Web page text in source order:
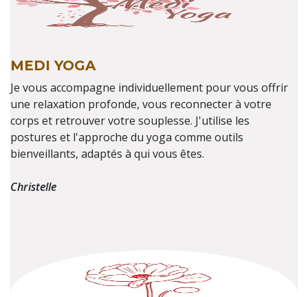
MEDI YOGA
Je vous accompagne individuellement pour vous offrir
une relaxation profonde, vous reconnecter à votre
corps et retrouver votre souplesse. J'utilise les
postures et l'approche du yoga comme outils
bienveillants, adaptés à qui vous êtes.
Christelle